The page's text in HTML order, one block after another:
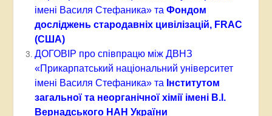
імені Василя Стефаника» та Фондом
досліджень стародавніх цивілізацій, FRAC
(США)
ДОГОВІР про співпрацю між ДВНЗ
«Прикарпатський національний університет
імені Василя Стефаника» та Інститутом
загальної та неорганічної хімії імені В.І.
Вернадського НАН України